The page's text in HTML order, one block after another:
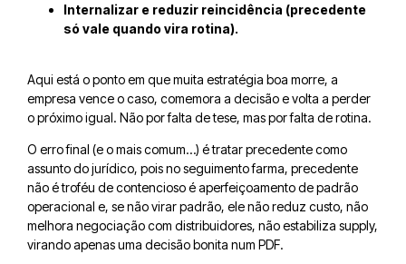
Internalizar e reduzir reincidência (precedente
só vale quando vira rotina).
Aqui está o ponto em que muita estratégia boa morre, a
empresa vence o caso, comemora a decisão e volta a perder
o próximo igual. Não por falta de tese, mas por falta de rotina.
O erro final (e o mais comum…) é tratar precedente como
assunto do jurídico, pois no seguimento farma, precedente
não é troféu de contencioso é aperfeiçoamento de padrão
operacional e, se não virar padrão, ele não reduz custo, não
melhora negociação com distribuidores, não estabiliza supply,
virando apenas uma decisão bonita num PDF.